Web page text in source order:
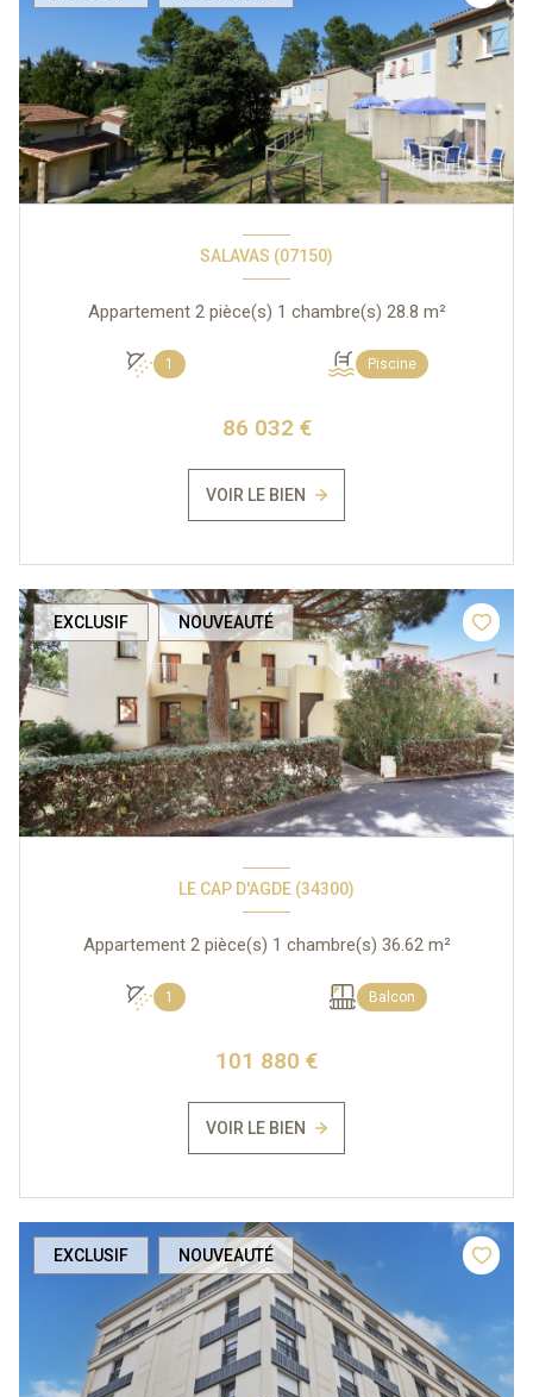
SALAVAS (07150)
Appartement 2 pièce(s) 1 chambre(s) 28.8 m²
1 Piscine
86 032 €
VOIR LE BIEN
EXCLUSIF NOUVEAUTÉ
LE CAP D'AGDE (34300)
Appartement 2 pièce(s) 1 chambre(s) 36.62 m²
1 Balcon
101 880 €
VOIR LE BIEN
EXCLUSIF NOUVEAUTÉ